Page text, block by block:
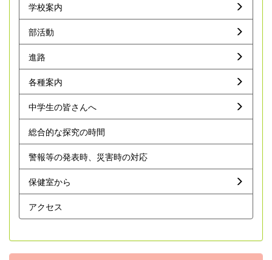
学校案内
部活動
進路
各種案内
中学生の皆さんへ
総合的な探究の時間
警報等の発表時、災害時の対応
保健室から
アクセス